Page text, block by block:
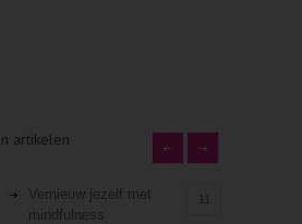
artikelen
Vernieuw jezelf met
mindfulness